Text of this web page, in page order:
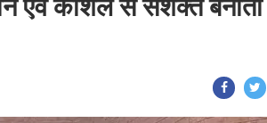
एवं कौशल से सशक्त